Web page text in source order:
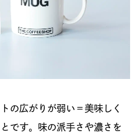
の広がりが弱い＝美味しく
です。味の派手さや濃さを